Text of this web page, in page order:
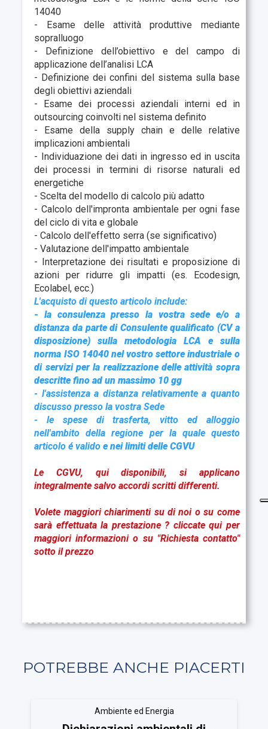
14040
- Esame delle attività produttive mediante
sopralluogo
- Definizione dell’obiettivo e del campo di
applicazione dell’analisi LCA
- Definizione dei confini del sistema sulla base
degli obiettivi aziendali
- Esame dei processi aziendali interni ed in
outsourcing coinvolti nel sistema definito
- Esame della supply chain e delle relative
implicazioni ambientali
- Individuazione dei dati in ingresso ed in uscita
dei processi in termini di risorse naturali ed
energetiche
- Scelta del modello di calcolo più adatto
- Calcolo dell'impronta ambientale per ogni fase
del ciclo di vita e globale
- Calcolo dell'effetto serra (se significativo)
- Valutazione dell'impatto ambientale
- Interpretazione dei risultati e proposizione di
azioni per ridurre gli impatti (es. Ecodesign,
Ecolabel, ecc.)
L'acquisto di questo articolo include:
- la consulenza presso la vostra sede e/o a
distanza da parte di Consulente qualificato (CV a
disposizione) sulla metodologia LCA e sulla
norma ISO 14040 nel vostro settore industriale o
di serviziper la realizzazione delle attività sopra
descritte fino ad un massimo 10 gg
- l'assistenza a distanza relativamente a quanto
discusso presso la vostra Sede
- le spese di trasferta, vitto ed alloggio
nell'ambito della regione per la quale questo
articolo é validoe nei limiti delle CGVU
Le CGVU, qui disponibili, si applicano
integralmente salvo accordi scritti differenti.
Volete maggiori chiarimenti su di noi o su come
sarà effettuata la prestazione ? cliccate quiper
maggiori informazioni o su "Richiesta contatto"
sotto il prezzo
POTREBBE ANCHE PIACERTI
Ambiente ed Energia